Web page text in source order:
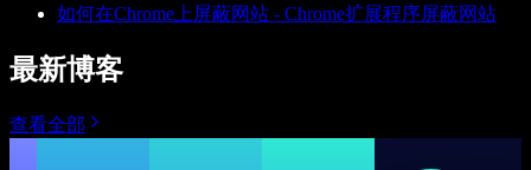
如何在Chrome上屏蔽网站 - Chrome扩展程序屏蔽网站
最新博客
查看全部